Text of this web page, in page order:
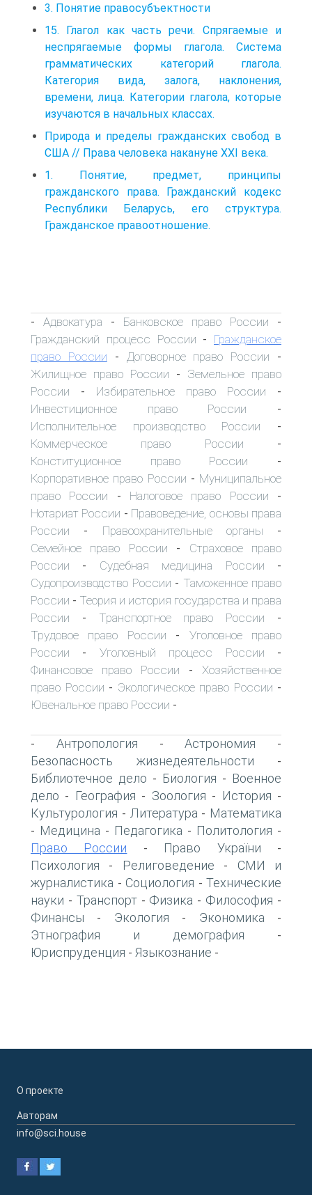
3. Понятие правосубъектности
15. Глагол как часть речи. Спрягаемые и
неспрягаемые формы глагола. Система
грамматических категорий глагола.
Категория вида, залога, наклонения,
времени, лица. Категории глагола, которые
изучаются в начальных классах.
Природа и пределы гражданских свобод в
США // Права человека накануне XXI века.
1. Понятие, предмет, принципы
гражданского права. Гражданский кодекс
Республики Беларусь, его структура.
Гражданское правоотношение.
- Адвокатура - Банковское право России -
Гражданский процесс России - Гражданское
право России - Договорное право России -
Жилищное право России - Земельное право
России - Избирательное право России -
Инвестиционное право России -
Исполнительное производство России -
Коммерческое право России -
Конституционное право России -
Корпоративное право России - Муниципальное
право России - Налоговое право России -
Нотариат России - Правоведение, основы права
России - Правоохранительные органы -
Семейное право России - Страховое право
России - Судебная медицина России -
Судопроизводство России - Таможенное право
России - Теория и история государства и права
России - Транспортное право России -
Трудовое право России - Уголовное право
России - Уголовный процесс России -
Финансовое право России - Хозяйственное
право России - Экологическое право России -
Ювенальное право России -
- Антропология -Астрономия -
Безопасность жизнедеятельности -
Библиотечное дело - Биология - Военное
дело - География - Зоология - История -
Культурология - Литература - Математика
- Медицина - Педагогика - Политология -
Право России - Право України -
Психология - Религоведение - СМИ и
журналистика - Социология - Технические
науки - Транспорт- Физика - Философия -
Финансы - Экология - Экономика -
Этнография и демография -
Юриспруденция - Языкознание -
О проекте
Авторам
info@sci.house